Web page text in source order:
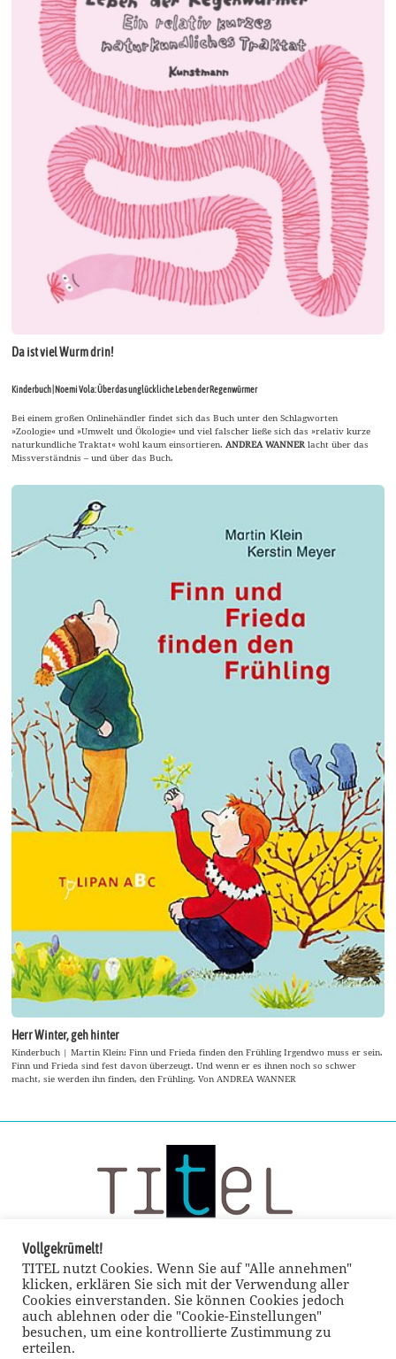
Da ist viel Wurm drin!
Kinderbuch | Noemi Vola: Über das unglückliche Leben der Regenwürmer
Bei einem großen Onlinehändler findet sich das Buch unter den Schlagworten
»Zoologie« und »Umwelt und Ökologie« und viel falscher ließe sich das »relativ kurze
naturkundliche Traktat« wohl kaum einsortieren.ANDREA WANNER lacht über das
Missverständnis – und über das Buch.
Herr Winter, geh hinter
Kinderbuch | Martin Klein: Finn und Frieda finden den Frühling Irgendwo muss er sein.
Finn und Frieda sind fest davon überzeugt. Und wenn er es ihnen noch so schwer
macht, sie werden ihn finden, den Frühling. Von ANDREA WANNER
Vollgekrümelt!
TITEL nutzt Cookies. Wenn Sie auf "Alle annehmen"
klicken, erklären Sie sich mit der Verwendung aller
Cookies einverstanden. Sie können Cookies jedoch
auch ablehnen oder die "Cookie-Einstellungen"
besuchen, um eine kontrollierte Zustimmung zu
erteilen.